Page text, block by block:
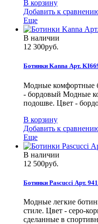
В корзину
Добавить к
Еще
В наличии
12 300руб.
Ботинки Kanna Арт.
Модные комфортные
- бордовый Модные
подошве. Цвет -
В корзину
Добавить к
Еще
В наличии
12 500руб.
Ботинки Pascucci Арт.
Модные легкие
стиле. Цвет - серо-
сделанные в